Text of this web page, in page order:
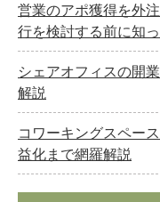
営業のアポ獲得を外
行を検討する前に知
シェアオフィスの開
解説
コワーキングスペー
益化まで網羅解説